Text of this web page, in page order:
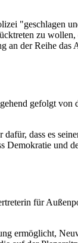
"geschlagen
zu
der Reihe das
gefolgt von
dass es
Demokratie und
für
ermöglicht,